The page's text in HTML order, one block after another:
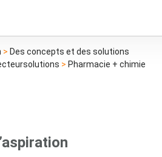
> Des concepts et des solutions
> Pharmacie + chimie